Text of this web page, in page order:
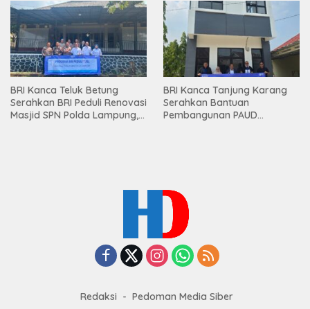
Mesuji
BRI Kanca Teluk Betung
Serahkan BRI Peduli Renovasi
Masjid SPN Polda Lampung,
BRI Kanca Tanjung Karang
Serahkan Bantuan
Pembangunan PAUD
Redaksi
Pedoman Media Siber